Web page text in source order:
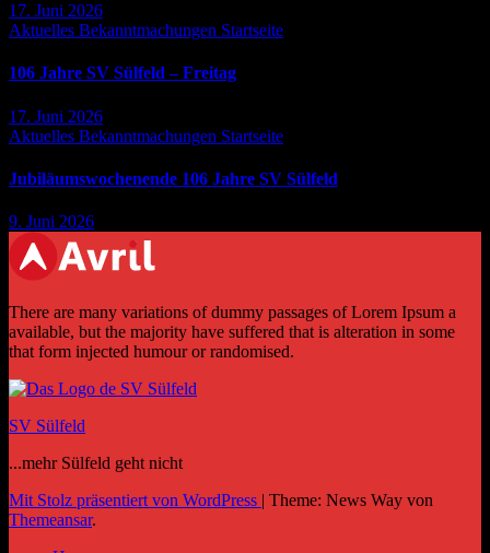
17. Juni 2026
Aktuelles Bekanntmachungen Startseite
106 Jahre SV Sülfeld – Freitag
17. Juni 2026
Aktuelles Bekanntmachungen Startseite
Jubiläumswochenende 106 Jahre SV Sülfeld
9. Juni 2026
There are many variations of dummy passages of Lorem Ipsum a
available, but the majority have suffered that is alteration in some
that form injected humour or randomised.
SV Sülfeld
...mehr Sülfeld geht nicht
Mit Stolz präsentiert von WordPress | Theme: News Way von
Themeansar.